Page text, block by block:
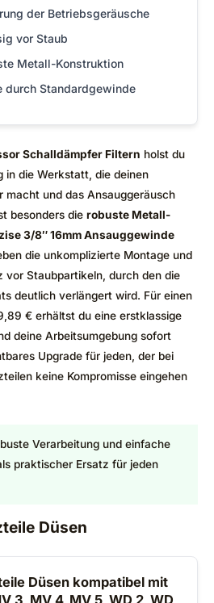
der Betriebsgeräusche
vor Staub
Metall-Konstruktion
durch Standardgewinde
Schalldämpfer Filtern holst du
in die Werkstatt, die deinen
macht und das Ansauggeräusch
besonders die robuste Metall-
3/8″ 16mm Ansauggewinde
die unkomplizierte Montage und
vor Staubpartikeln, durch den die
deutlich verlängert wird. Für einen
€ erhältst du eine erstklassige
deine Arbeitsumgebung sofort
Upgrade für jeden, der bei
keine Kompromisse eingehen
Verarbeitung und einfache
praktischer Ersatz für jeden
Düsen
Düsen kompatibel mit
3, MV 4, MV 5, WD 2, WD